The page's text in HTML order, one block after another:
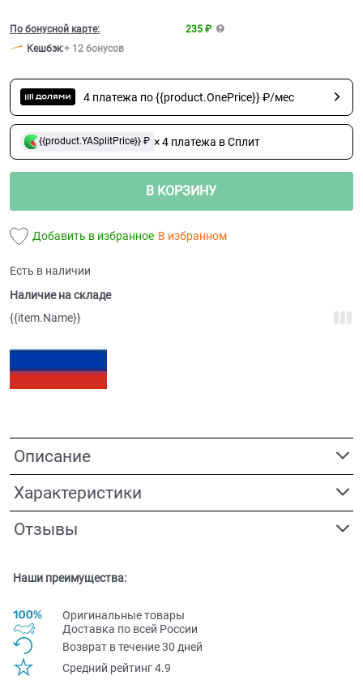
По бонусной карте:
235 ₽
Кешбэк:+ 12 бонусов
4 платежа по {{product.OnePrice}} ₽/мес
{{product.YASplitPrice}} ₽ × 4 платежа в Сплит
В КОРЗИНУ
Добавить в избранное В избранном
Есть в наличии
Наличие на складе
{{item.Name}}
Описание
Характеристики
Отзывы
Наши преимущества:
Оригинальные товары
Доставка по всей Pоссии
Возврат в течение 30 дней
Средний рейтинг 4.9